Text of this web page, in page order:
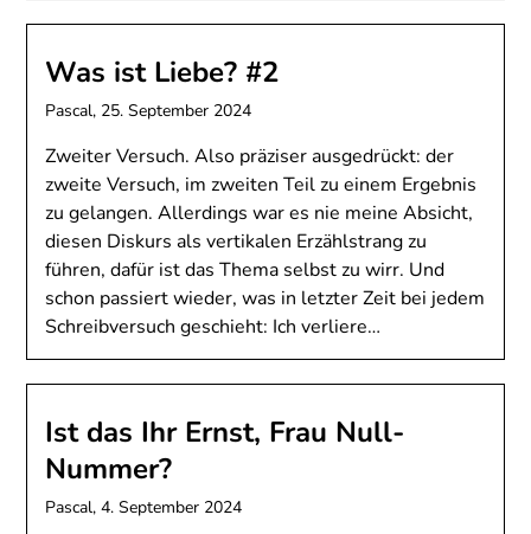
Was ist Liebe? #2
Pascal, 25. September 2024
Zweiter Versuch. Also präziser ausgedrückt: der
zweite Versuch, im zweiten Teil zu einem Ergebnis
zu gelangen. Allerdings war es nie meine Absicht,
diesen Diskurs als vertikalen Erzählstrang zu
führen, dafür ist das Thema selbst zu wirr. Und
schon passiert wieder, was in letzter Zeit bei jedem
Schreibversuch geschieht: Ich verliere…
Ist das Ihr Ernst, Frau Null-
Nummer?
Pascal,4. September 2024